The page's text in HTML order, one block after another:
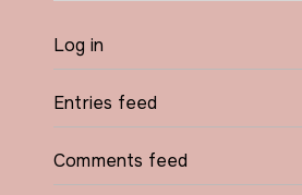
Log in
Entries feed
Comments feed